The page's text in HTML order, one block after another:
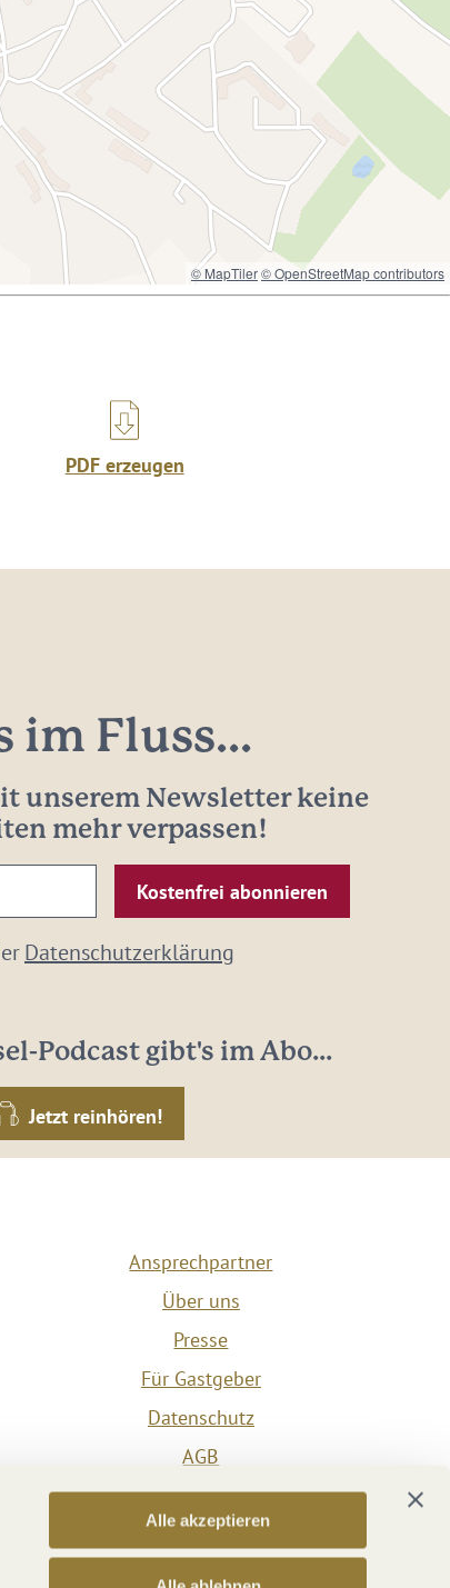
Alle akzeptieren
© MapTiler© OpenStreetMap contributors
PDF erzeugen
im Fluss...
unserem Newsletter keine
mehr verpassen!
Datenschutzerklärung
Podcast gibt's im Abo...
Jetzt reinhören!
Ansprechpartner
Über uns
Presse
Für Gastgeber
Datenschutz
AGB
Impressum
Barrierefreiheit
Vertrag widerrufen